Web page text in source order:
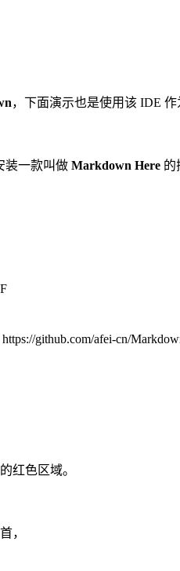
，下面演示也是使用该 IDE 作
装一款叫做 Markdown Here 的
github.com/afei-cn/
红色区域。
，